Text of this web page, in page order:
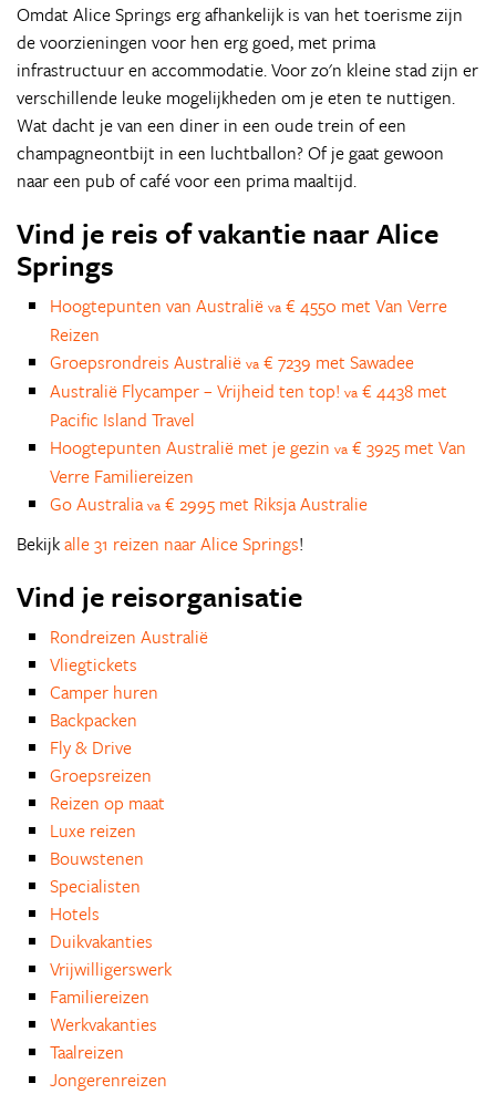
Omdat Alice Springs erg afhankelijk is van het toerisme zijn
de voorzieningen voor hen erg goed, met prima
infrastructuur en accommodatie. Voor zo'n kleine stad zijn er
verschillende leuke mogelijkheden om je eten te nuttigen.
Wat dacht je van een diner in een oude trein of een
champagneontbijt in een luchtballon? Of je gaat gewoon
naar een pub of café voor een prima maaltijd.
Vind je reis of vakantie naar Alice
Springs
Hoogtepunten van Australië va € 4550 met Van Verre
Reizen
Groepsrondreis Australië va € 7239 met Sawadee
Australië Flycamper – Vrijheid ten top! va € 4438 met
Pacific Island Travel
Hoogtepunten Australië met je gezin va € 3925 met Van
Verre Familiereizen
Go Australia va € 2995 met Riksja Australie
Bekijkalle 31 reizen naar Alice Springs!
Vind je reisorganisatie
Rondreizen Australië
Vliegtickets
Camper huren
Backpacken
Fly & Drive
Groepsreizen
Reizen op maat
Luxe reizen
Bouwstenen
Specialisten
Hotels
Duikvakanties
Vrijwilligerswerk
Familiereizen
Werkvakanties
Taalreizen
Jongerenreizen